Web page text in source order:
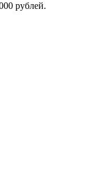
рублей.